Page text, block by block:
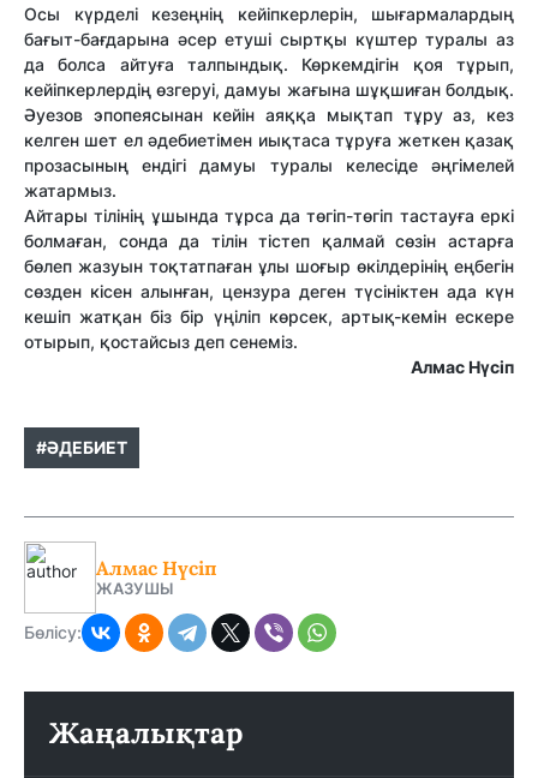
Осы күрделі кезеңнің кейіпкерлерін, шығармалардың
бағыт-бағдарына әсер етуші сыртқы күштер туралы аз
да болса айтуға талпындық. Көркемдігін қоя тұрып,
кейіпкерлердің өзгеруі, дамуы жағына шұқшиған болдық.
Әуезов эпопеясынан кейін аяққа мықтап тұру аз, кез
келген шет ел әдебиетімен иықтаса тұруға жеткен қазақ
прозасының ендігі дамуы туралы келесіде әңгімелей
жатармыз.
Айтары тілінің ұшында тұрса да төгіп-төгіп тастауға еркі
болмаған, сонда да тілін тістеп қалмай сөзін астарға
бөлеп жазуын тоқтатпаған ұлы шоғыр өкілдерінің еңбегін
сөзден кісен алынған, цензура деген түсініктен ада күн
кешіп жатқан біз бір үңіліп көрсек, артық-кемін ескере
отырып, қостайсыз деп сенеміз.
Алмас Нүсіп
#ӘДЕБИЕТ
Алмас Нүсіп
ЖАЗУШЫ
Бөлісу:
Жаңалықтар